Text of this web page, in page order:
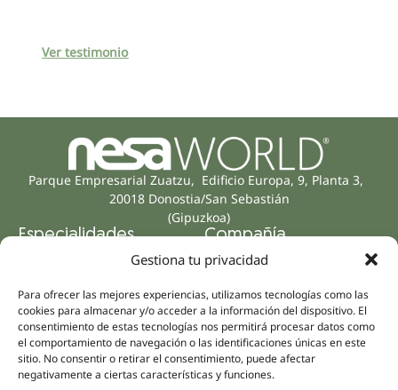
Gestiona tu privacidad
Para ofrecer las mejores experiencias, utilizamos tecnologías como las
cookies para almacenar y/o acceder a la información del dispositivo. El
consentimiento de estas tecnologías nos permitirá procesar datos como
el comportamiento de navegación o las identificaciones únicas en este
sitio. No consentir o retirar el consentimiento, puede afectar
negativamente a ciertas características y funciones.
Ver testimonio
Parque Empresarial Zuatzu, Edificio Europa, 9, Planta 3,
20018 Donostia/San Sebastián
(Gipuzkoa)
Especialidades
Sports
Salud mental
Neurología y dolor
Odontología
Compañía
Sobre nosotros
Equipo humano
Distribuidores
Partnerships
Nesa Academic